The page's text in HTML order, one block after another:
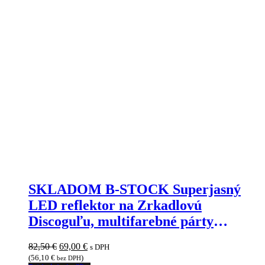
SKLADOM B-STOCK Superjasný
LED reflektor na Zrkadlovú
Discoguľu, multifarebné párty
82,50€ Pôvodná
cena
69,00 €Aktuálna
s DPH
(56,10 € bez DPH)